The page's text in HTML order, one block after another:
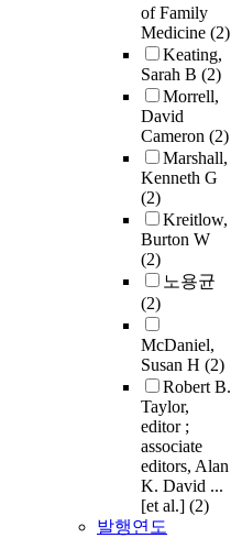
of Family
Medicine (2)
Keating,
Sarah B (2)
Morrell,
David
Cameron (2)
Marshall,
Kenneth G
(2)
Kreitlow,
Burton W
(2)
노용균
(2)
McDaniel,
Susan H (2)
Robert B.
Taylor,
editor ;
associate
editors, Alan
K. David ...
[et al.] (2)
발행연도